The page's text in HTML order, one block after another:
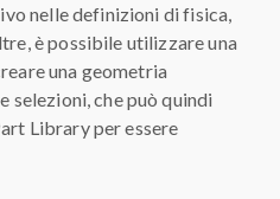
nelle definizioni di fisica,
è possibile utilizzare una
una geometria
selezioni, che può quindi
Library per essere